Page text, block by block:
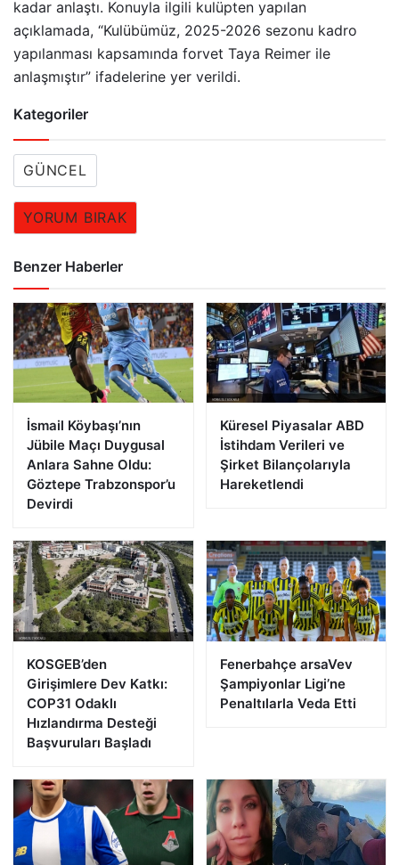
kadar anlaştı. Konuyla ilgili kulüpten yapılan
açıklamada, “Kulübümüz, 2025-2026 sezonu kadro
yapılanması kapsamında forvet Taya Reimer ile
anlaşmıştır” ifadelerine yer verildi.
Kategoriler
GÜNCEL
YORUM BIRAK
Benzer Haberler
İsmail Köybaşı’nın
Jübile Maçı Duygusal
Anlara Sahne Oldu:
Göztepe Trabzonspor’u
Devirdi
Küresel Piyasalar ABD
İstihdam Verileri ve
Şirket Bilançolarıyla
Hareketlendi
KOSGEB’den
Girişimlere Dev Katkı:
COP31 Odaklı
Hızlandırma Desteği
Başvuruları Başladı
Fenerbahçe arsaVev
Şampiyonlar Ligi’ne
Penaltılarla Veda Etti